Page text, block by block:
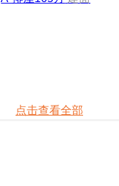
点击查看全部